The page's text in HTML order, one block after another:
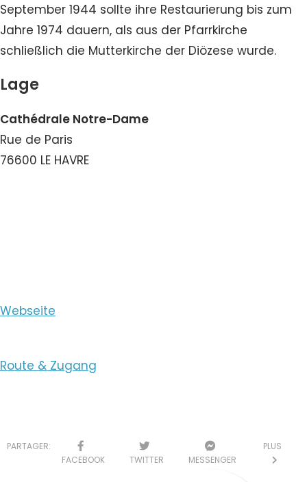
September 1944 sollte ihre Restaurierung bis zum
Jahre 1974 dauern, als aus der Pfarrkirche
schließlich die Mutterkirche der Diözese wurde.
Lage
Cathédrale Notre-Dame
Rue de Paris
76600 LE HAVRE
Webseite
Route & Zugang
PARTAGER:
FACEBOOK
TWITTER MESSENGER
PLUS